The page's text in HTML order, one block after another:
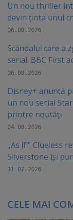
Un nou thriller
devin ținta unui
06.08.2026
Scandalul care a
serial. BBC First
06.08.2026
Disney+ anunță
un nou serial
printre noutăți
04.08.2026
„As if!” Clueless
Silverstone își
31.07.2026
CELE MAI